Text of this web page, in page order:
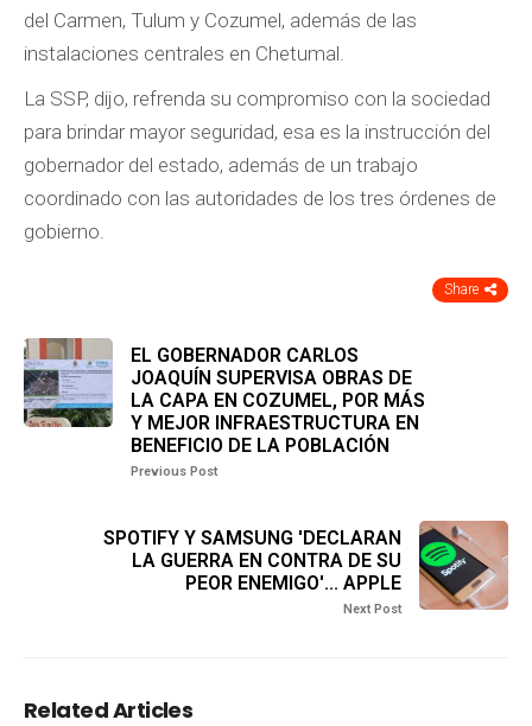
del Carmen, Tulum y Cozumel, además de las
instalaciones centrales en Chetumal.
La SSP, dijo, refrenda su compromiso con la sociedad
para brindar mayor seguridad, esa es la instrucción del
gobernador del estado, además de un trabajo
coordinado con las autoridades de los tres órdenes de
gobierno.
Share
EL GOBERNADOR CARLOS
JOAQUÍN SUPERVISA OBRAS DE
LA CAPA EN COZUMEL, POR MÁS
Y MEJOR INFRAESTRUCTURA EN
BENEFICIO DE LA POBLACIÓN
Previous Post
SPOTIFY Y SAMSUNG 'DECLARAN
LA GUERRA EN CONTRA DE SU
PEOR ENEMIGO'... APPLE
Next Post
Related Articles